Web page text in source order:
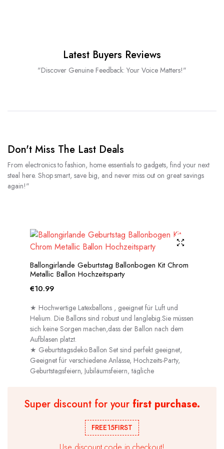
Latest Buyers Reviews
"Discover Genuine Feedback: Your Voice Matters!"
Don't Miss The Last Deals
From electronics to fashion, home essentials to gadgets, find your next
steal here. Shop smart, save big, and never miss out on great savings
again!"
Ballongirlande Geburtstag Ballonbogen Kit Chrom
Metallic Ballon Hochzeitsparty
€10.99
★ Hochwertige Latexballons , geeignet für Luft und
Helium. Die Ballons sind robust und langlebig.Sie müssen
sich keine Sorgen machen,dass der Ballon nach dem
Aufblasen platzt.
★ Geburtstagsdeko Ballon Set sind perfekt geeignet,
Geeignet für verschiedene Anlässe, Hochzeits-Party,
Geburtstagsfeiern, Jubiläumsfeiern, tägliche
Super discount for yourfirst purchase.
FREE15FIRST